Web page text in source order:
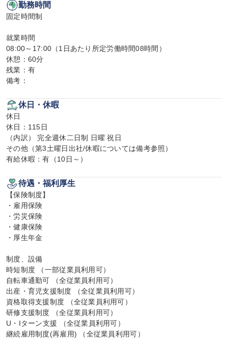
勤務時間
固定時間制
就業時間
08:00～17:00（1日あたり所定労働時間08時間）
休憩：60分
残業：有
備考：
休日・休暇
休日
休日：115日
（内訳） 完全週休二日制 日曜 祝日
その他（第3土曜日出社/休暇については備考参照）
有給休暇：有（10日～）
待遇・福利厚生
【保険制度】
・雇用保険
・労災保険
・健康保険
・厚生年金
制度、設備
時短制度 （一部従業員利用可）
自転車通勤可 （全従業員利用可）
出産・育児支援制度 （全従業員利用可）
資格取得支援制度 （全従業員利用可）
研修支援制度 （全従業員利用可）
U・Iターン支援 （全従業員利用可）
継続雇用制度(再雇用) （全従業員利用可）